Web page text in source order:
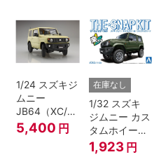
1/24 スズキジ
ムニー
JB64（XC/シ
フォンアイボ
リーメタリッ
5,400 円
在庫なし
1/32 スズキ
ジムニー カス
タムホイール
(ジャングルグ
リーン)
1,923 円